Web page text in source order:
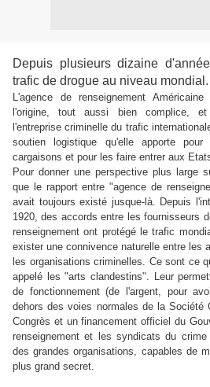
Depuis plusieurs dizaine
trafic de drogue au niveau mondial.
L'agence de renseignement
l'origine, tout aussi bien complice,
l'entreprise criminelle du trafic
soutien logistique qu'elle apporte
cargaisons et pour les faire entrer aux
Pour donner une perspective plus large
que le rapport entre "agence de
avait toujours existé jusque-là. Depuis
1920, des accords entre les fournisseurs
renseignement ont protégé le trafic
exister une connivence naturelle entre les
les organisations criminelles. Ce sont ce
appelé les "arts clandestins". Leur
de fonctionnement (de l'argent, pour
dehors des voies normales de la Société
Congrès et un financement officiel du
renseignement et les syndicats du
des grandes organisations, capables de
plus grand secret.